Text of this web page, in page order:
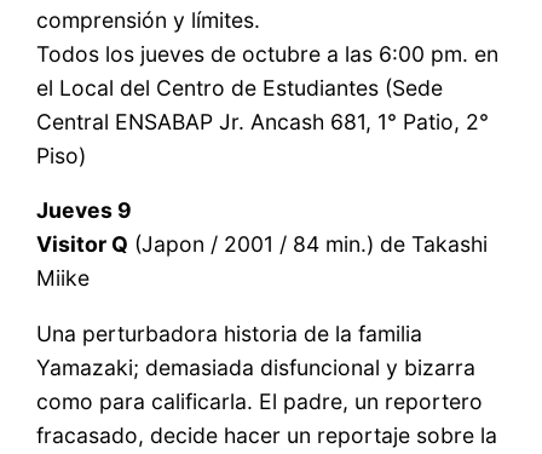
comprensión y límites.
Todos los jueves de octubre a las 6:00 pm. en
el Local del Centro de Estudiantes (Sede
Central ENSABAP Jr. Ancash 681, 1° Patio, 2°
Piso)
Jueves 9
Visitor Q (Japon / 2001 / 84 min.) de Takashi
Miike
Una perturbadora historia de la familia
Yamazaki; demasiada disfuncional y bizarra
como para calificarla. El padre, un reportero
fracasado, decide hacer un reportaje sobre la